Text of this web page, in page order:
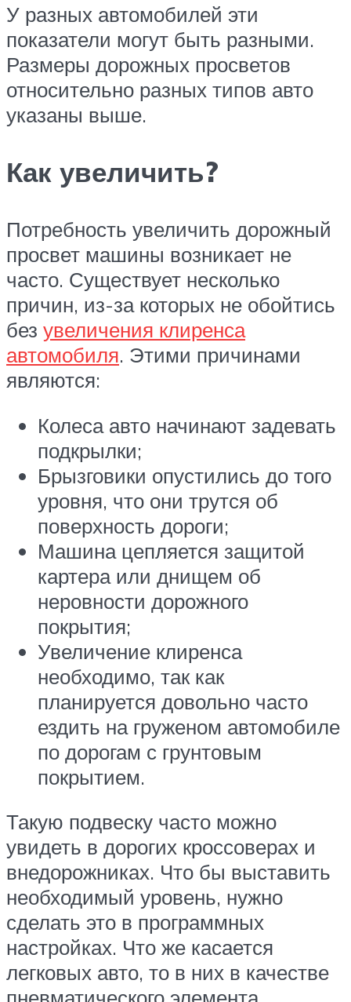
У разных автомобилей эти
показатели могут быть разными.
Размеры дорожных просветов
относительно разных типов авто
указаны выше.
Как увеличить?
Потребность увеличить дорожный
просвет машины возникает не
часто. Существует несколько
причин, из-за которых не обойтись
без увеличения клиренса
автомобиля. Этими причинами
являются:
Колеса авто начинают задевать
подкрылки;
Брызговики опустились до того
уровня, что они трутся об
поверхность дороги;
Машина цепляется защитой
картера или днищем об
неровности дорожного
покрытия;
Увеличение клиренса
необходимо, так как
планируется довольно часто
ездить на груженом автомобиле
по дорогам с грунтовым
покрытием.
Такую подвеску часто можно
увидеть в дорогих кроссоверах и
внедорожниках. Что бы выставить
необходимый уровень, нужно
сделать это в программных
настройках. Что же касается
легковых авто, то в них в качестве